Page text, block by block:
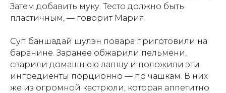
Затем добавить муку. Тесто должно быть
пластичным, — говорит Мария.
Суп баншадай шулэн повара приготовили на
баранине. Заранее обжарили пельмени,
сварили домашнюю лапшу и положили эти
ингредиенты порционно — по чашкам. В них
же из огромной кастрюли, которая аппетитно